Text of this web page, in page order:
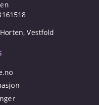
Vestfold